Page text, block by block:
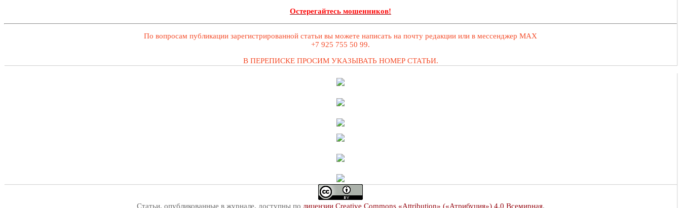
Остерегайтесь мошенников!
По вопросам публикации зарегистрированной статьи вы можете написать на почту редакции или в мессенджер MAX
+7 925 755 50 99.
В ПЕРЕПИСКЕ ПРОСИМ УКАЗЫВАТЬ НОМЕР СТАТЬИ.
Статьи, опубликованные в журнале, доступны по лицензии Creative Commons «Attribution» («Атрибуция») 4.0 Всемирная.